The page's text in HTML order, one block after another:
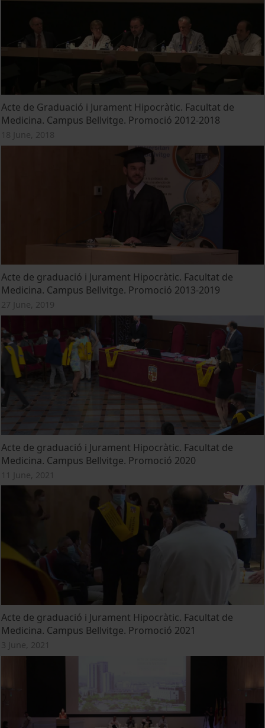
Acte de Graduació i Jurament Hipocràtic. Facultat de
Medicina. Campus Bellvitge. Promoció 2012-2018
18 June, 2018
Acte de graduació i Jurament Hipocràtic. Facultat de
Medicina. Campus Bellvitge. Promoció 2013-2019
27 June, 2019
Acte de graduació i Jurament Hipocràtic. Facultat de
Medicina. Campus Bellvitge. Promoció 2020
11 June, 2021
Acte de graduació i Jurament Hipocràtic. Facultat de
Medicina. Campus Bellvitge. Promoció 2021
3 June, 2021